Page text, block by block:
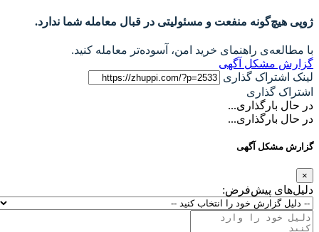
ژوپی هیچ‌گونه منفعت و مسئولیتی در قبال معامله شما ندارد.
با مطالعه‌ی راهنمای خرید امن، آسوده‌تر معامله کنید.
گزارش مشکل آگهی
لینک اشتراک گذاری
اشتراک گذاری
در حال بارگذاری...
در حال بارگذاری...
گزارش مشکل آگهی
×
دلیل‌های پیش‌فرض: